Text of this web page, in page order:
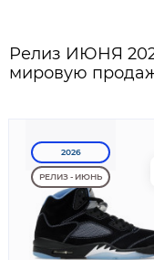
Релиз ИЮНЯ
мировую
2026
РЕЛИЗ - ИЮНЬ